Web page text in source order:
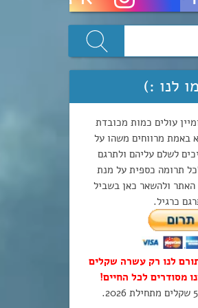
לנו :)
עולים כמות מכובדת
באמת מרווחים משהו על
לשלם עליהם ולתרגם
תרומה כספית על מנת
ולהשאר כאן בשביל
כרגיל.
לנו רק עשרה שקלים
מסודרים לכל החיים!